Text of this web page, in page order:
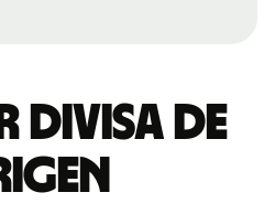
divisa de